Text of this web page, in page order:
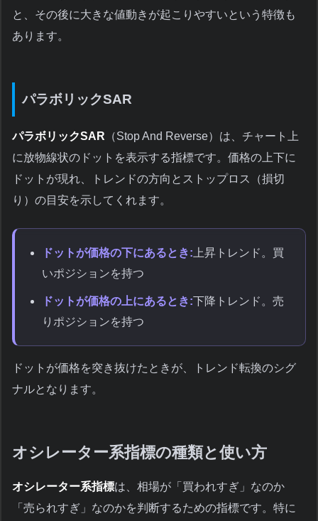
と、その後に大きな値動きが起こりやすいという特徴も
あります。
パラボリックSAR
パラボリックSAR （Stop And Reverse）は、チャート上
に放物線状のドットを表示する指標です。価格の上下に
ドットが現れ、トレンドの方向とストップロス（損切
り）の目安を示してくれます。
ドットが価格の下にあるとき: 上昇トレンド。買
いポジションを持つ
ドットが価格の上にあるとき:下降トレンド。売
りポジションを持つ
ドットが価格を突き抜けたときが、トレンド転換のシグ
ナルとなります。
オシレーター系指標の種類と使い方
オシレーター系指標は、相場が「買われすぎ」なのか
「売られすぎ」なのかを判断するための指標です。特に